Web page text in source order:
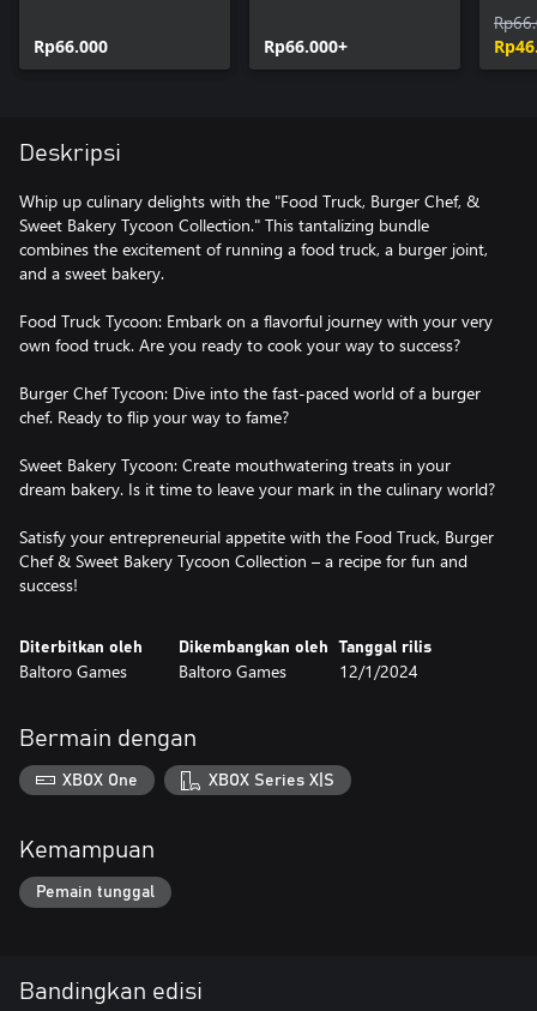
Rp66.000 Rp66.000+
Deskripsi
Whip up culinary delights with the "Food Truck, Burger Chef, &
Sweet Bakery Tycoon Collection." This tantalizing bundle
combines the excitement of running a food truck, a burger joint,
and a sweet bakery.
Food Truck Tycoon: Embark on a flavorful journey with your very
own food truck. Are you ready to cook your way to success?
Burger Chef Tycoon: Dive into the fast-paced world of a burger
chef. Ready to flip your way to fame?
Sweet Bakery Tycoon: Create mouthwatering treats in your
dream bakery. Is it time to leave your mark in the culinary world?
Satisfy your entrepreneurial appetite with the Food Truck, Burger
Chef & Sweet Bakery Tycoon Collection – a recipe for fun and
success!
Diterbitkan oleh
Baltoro Games
Dikembangkan oleh
Baltoro Games
Tanggal rilis
12/1/2024
Bermain dengan
XBOX One XBOX Series X|S
Kemampuan
Pemain tunggal
Bandingkan edisi